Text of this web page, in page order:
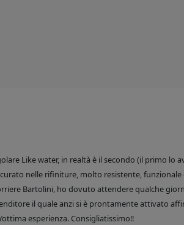
Like water, in realtà è il secondo (il primo lo
nelle rifiniture, molto resistente, funzionale
Bartolini, ho dovuto attendere qualche
il quale anzi si è prontamente attivato
esperienza. Consigliatissimo!!